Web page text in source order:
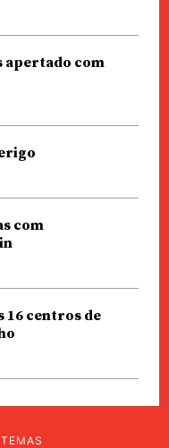
apertado com
com
16 centros de
TEMAS